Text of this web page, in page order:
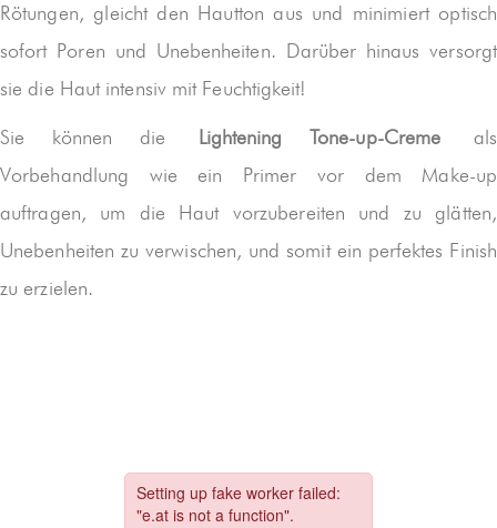
Rötungen, gleicht den Hautton aus und minimiert optisch
sofort Poren und Unebenheiten. Darüber hinaus versorgt
sie die Haut intensiv mit Feuchtigkeit!
Sie können die Lightening Tone-up-Creme als
Vorbehandlung wie ein Primer vor dem Make-up
auftragen, um die Haut vorzubereiten und zu glätten,
Unebenheiten zu verwischen, und somit ein perfektes Finish
zu erzielen.